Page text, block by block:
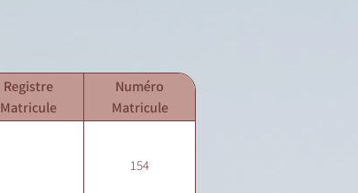
Registre
Matricule
Numéro
Matricule
154